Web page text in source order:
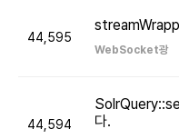
44,595
WebSocket광
44,594
다.